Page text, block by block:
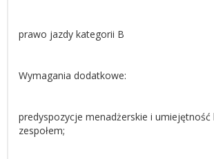
prawo jazdy kategorii B
Wymagania dodatkowe:
predyspozycje menadżerskie i umiejętność
zespołem;